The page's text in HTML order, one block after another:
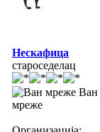
Нескафица
староседелац
Ван
мреже